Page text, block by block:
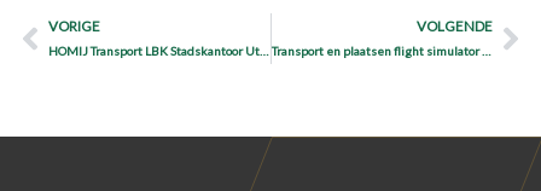
Prev
VORIGE
HOMIJ Transport LBK Stadskantoor Utrecht
VOLGENDE
Transport en plaatsen flight simulator EPST